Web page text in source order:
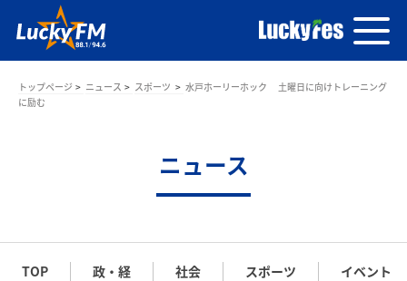
トップページ ニュース スポーツ
水戸ホーリーホック 土曜日に向けトレーニング
に励む
ニュース
TOP 政・経 社会 スポーツ イベント